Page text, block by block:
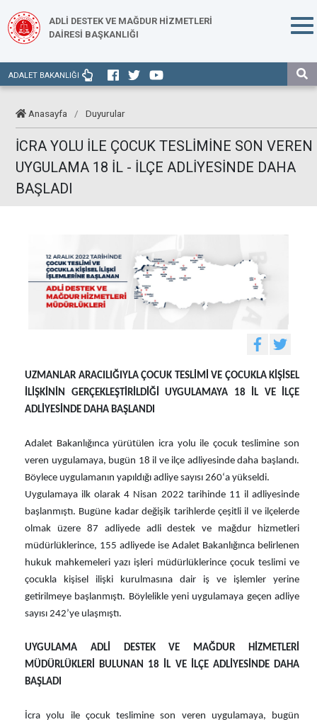
ADLİ DESTEK VE MAĞDUR HİZMETLERİ
DAİRESİ BAŞKANLIĞI
ADALET BAKANLIĞI
Anasayfa / Duyurular
İCRA YOLU İLE ÇOCUK TESLİMİNE SON VEREN
UYGULAMA 18 İL - İLÇE ADLİYESİNDE DAHA
BAŞLADI
UZMANLAR ARACILIĞIYLA ÇOCUK TESLİMİ VE ÇOCUKLA KİŞİSEL
İLİŞKİNİN GERÇEKLEŞTİRİLDİĞİ UYGULAMAYA 18 İL VE İLÇE
ADLİYESİNDE DAHA BAŞLANDI
Adalet Bakanlığınca yürütülen icra yolu ile çocuk teslimine son
veren uygulamaya, bugün 18 il ve ilçe adliyesinde daha başlandı.
Böylece uygulamanın yapıldığı adliye sayısı 260‘a yükseldi.
Uygulamaya ilk olarak 4 Nisan 2022 tarihinde 11 il adliyesinde
başlanmıştı. Bugüne kadar değişik tarihlerde çeşitli il ve ilçelerde
olmak üzere 87 adliyede adli destek ve mağdur hizmetleri
müdürlüklerince, 155 adliyede ise Adalet Bakanlığınca belirlenen
hukuk mahkemeleri yazı işleri müdürlüklerince çocuk teslimi ve
çocukla kişisel ilişki kurulmasına dair iş ve işlemler yerine
getirilmeye başlanmıştı. Böylelikle yeni uygulamaya geçen adliye
sayısı 242’ye ulaşmıştı.
UYGULAMA ADLİ DESTEK VE MAĞDUR HİZMETLERİ
MÜDÜRLÜKLERİ BULUNAN 18 İL VE İLÇE ADLİYESİNDE DAHA
BAŞLADI
İcra yolu ile çocuk teslimine son veren uygulamaya, bugün